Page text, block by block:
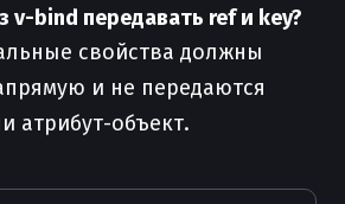
v-bind передавать ref и key?
свойства должны
и не передаются
атрибут-объект.